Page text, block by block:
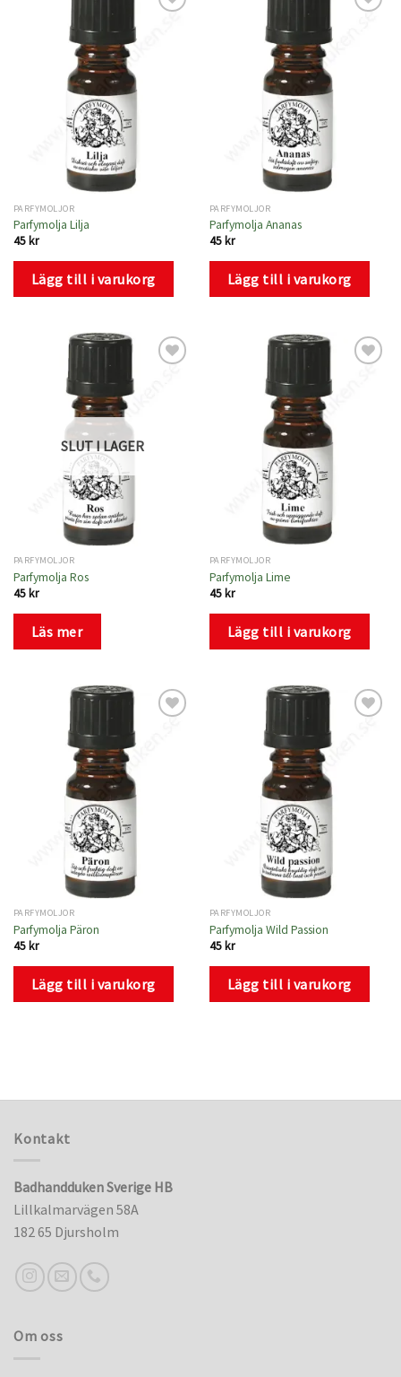
önskelistan
PARFYMOLJOR
Parfymolja Lilja
45 kr
Lägg till i varukorg
önskelistan
PARFYMOLJOR
Parfymolja Ananas
45 kr
Lägg till i varukorg
SLUT I LAGER
PARFYMOLJOR
Parfymolja Ros
45 kr
Läs mer
önskelistan
PARFYMOLJOR
Parfymolja Lime
45 kr
Lägg till i varukorg
önskelistan
PARFYMOLJOR
Parfymolja Päron
45 kr
Lägg till i varukorg
önskelistan
PARFYMOLJOR
Parfymolja Wild Passion
45 kr
Lägg till i varukorg
Kontakt
Badhandduken Sverige HB
Lillkalmarvägen 58A
182 65 Djursholm
Om oss